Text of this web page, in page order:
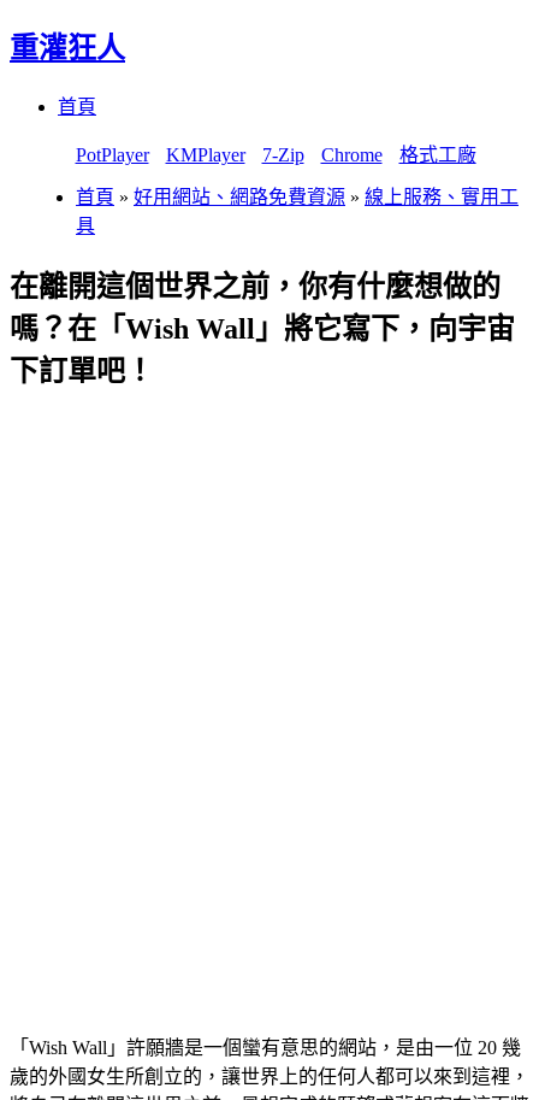
重灌狂人
首頁
PotPlayer KMPlayer 7-Zip Chrome 格式工廠
首頁 » 好用網站、網路免費資源 » 線上服務、實用工
具
在離開這個世界之前，你有什麼想做的
嗎？在「Wish Wall」將它寫下，向宇宙
下訂單吧！
「Wish Wall」許願牆是一個蠻有意思的網站，是由一位 20 幾
歲的外國女生所創立的，讓世界上的任何人都可以來到這裡，